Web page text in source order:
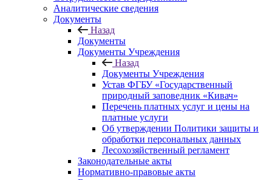
Аналитические сведения
Документы
Назад
Документы
Документы Учреждения
Назад
Документы Учреждения
Устав ФГБУ «Государственный
природный заповедник «Кивач»
Перечень платных услуг и цены на
платные услуги
Об утверждении Политики защиты и
обработки персональных данных
Лесохозяйственный регламент
Законодательные акты
Нормативно-правовые акты